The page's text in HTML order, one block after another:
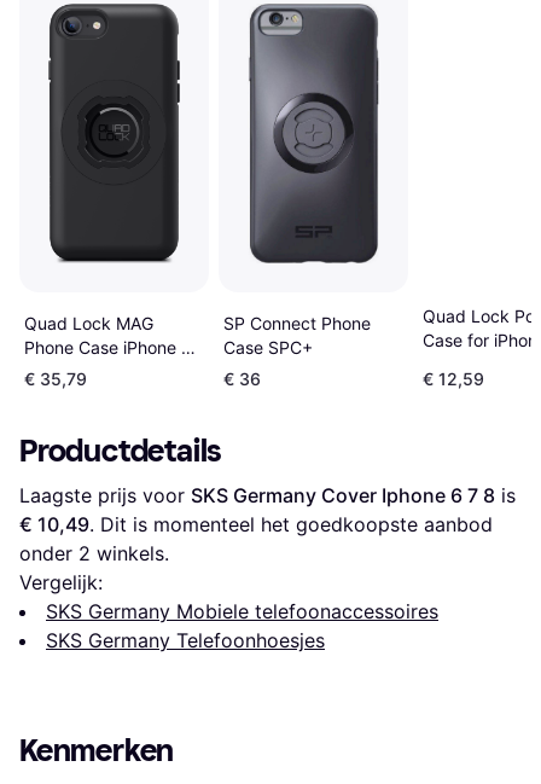
Quad Lock MAG
Phone Case iPhone SE
2nd 3rd Gen
€ 35,79
SP Connect Phone
Case SPC+
€ 36
Quad Lock
Case for
2022
€ 12,59
Productdetails
Laagste prijs voor SKS Germany Cover Iphone 6 7 8
€ 10,49. Dit is momenteel het goedkoopste aanbod
onder 2 winkels.
Vergelijk:
SKS Germany Mobiele telefoonaccessoires
SKS Germany Telefoonhoesjes
Kenmerken